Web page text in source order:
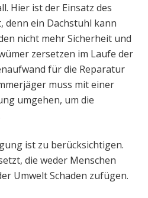
Hier ist der Einsatz des
denn ein Dachstuhl kann
nicht mehr Sicherheit und
zersetzen im Laufe der
für die Reparatur
muss mit einer
umgehen, um die
ist zu berücksichtigen.
die weder Menschen
Umwelt Schaden zufügen.